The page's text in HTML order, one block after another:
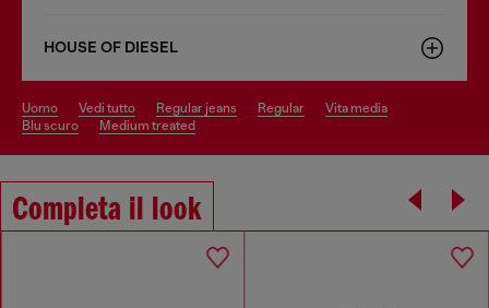
HOUSE OF DIESEL
uomo vedi tutto regular jeans regular
vita media
blu scuro
medium treated
Completa il look